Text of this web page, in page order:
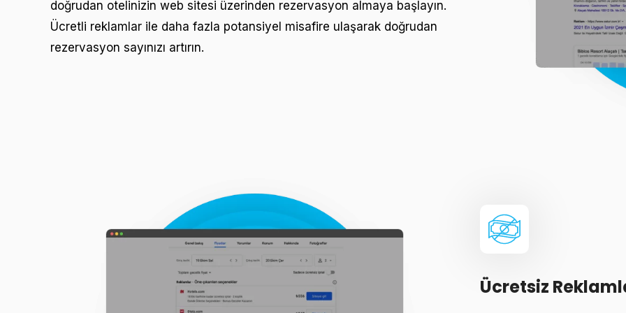
doğrudan otelinizin web sitesi üzerinden rezervasyon almaya başlayın.
Ücretli reklamlar ile daha fazla potansiyel misafire ulaşarak doğrudan
rezervasyon sayınızı artırın.
Ücretsiz